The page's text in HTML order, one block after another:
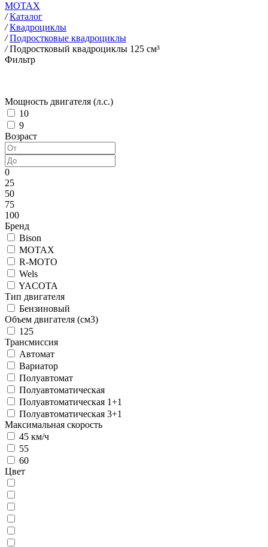
MOTAX
/ Каталог
/ Квадроциклы
/ Подростковые квадроциклы
/ Подростковый квадроциклы 125 см³
Фильтр
Мощность двигателя (л.с.)
10
9
Возраст
0
25
50
75
100
Бренд
Bison
MOTAX
R-MOTO
Wels
YACOTA
Тип двигателя
Бензиновый
Объем двигателя (см3)
125
Трансмиссия
Автомат
Вариатор
Полуавтомат
Полуавтоматическая
Полуавтоматическая 1+1
Полуавтоматическая 3+1
Максимальная скорость
45 км/ч
55
60
Цвет